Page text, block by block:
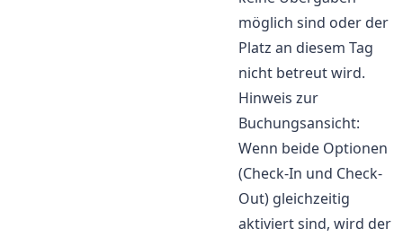
möglich sind oder der
Platz an diesem Tag
nicht betreut wird.
Hinweis zur
Buchungsansicht:
Wenn beide Optionen
(Check-In und Check-
Out) gleichzeitig
aktiviert sind, wird der